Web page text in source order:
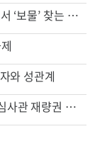
74m짜리 보잉777, 화물기 변신…격납고서 ‘보물’ 찾는 인천공항
와 성관계
서류 하나만 빠져도 영주권·비자 거부…심사관 재량권 대폭 확대